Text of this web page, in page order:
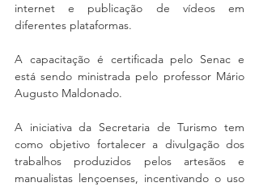
internet e publicação de vídeos em
diferentes plataformas.
A capacitação é certificada pelo Senac e
está sendo ministrada pelo professor Mário
Augusto Maldonado.
A iniciativa da Secretaria de Turismo tem
como objetivo fortalecer a divulgação dos
trabalhos produzidos pelos artesãos e
manualistas lençoenses, incentivando o uso